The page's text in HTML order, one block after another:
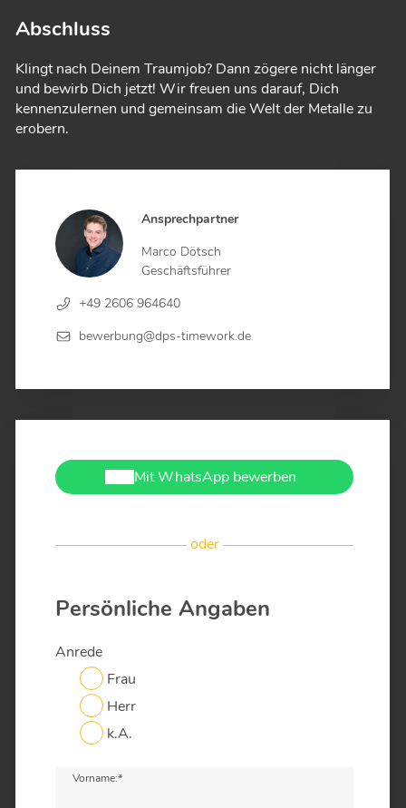
Ansprechpartner
Marco Dötsch
Geschäftsführer
+49 2606 964640
bewerbung@dps-timework.de
Mit WhatsApp bewerben
oder
Persönliche Angaben
Anrede
Frau
Herr
k.A.
Vorname:*
Abschluss
Klingt nach Deinem Traumjob? Dann zögere nicht länger
und bewirb Dich jetzt! Wir freuen uns darauf, Dich
kennenzulernen und gemeinsam die Welt der Metalle zu
erobern.